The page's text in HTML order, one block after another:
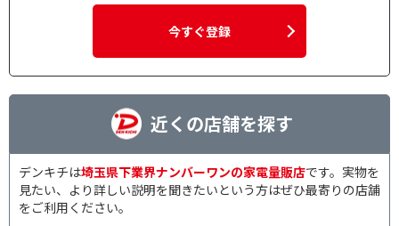
今すぐ登録
近くの店舗を探す
デンキチは埼玉県下業界ナンバーワンの家電量販店です。実物を
見たい、より詳しい説明を聞きたいという方はぜひ最寄りの店舗
をご利用ください。